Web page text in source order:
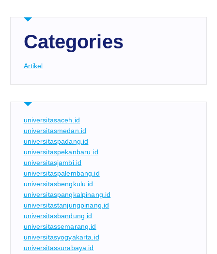
Categories
Artikel
universitasaceh.id
universitasmedan.id
universitaspadang.id
universitaspekanbaru.id
universitasjambi.id
universitaspalembang.id
universitasbengkulu.id
universitaspangkalpinang.id
universitastanjungpinang.id
universitasbandung.id
universitassemarang.id
universitasyogyakarta.id
universitassurabaya.id